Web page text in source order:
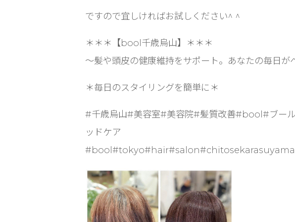
ですので宜しければお試しください^ ^
＊＊＊【bool千歳烏山】＊＊＊
〜髪や頭皮の健康維持をサポート。あなたの毎日が
＊毎日のスタイリングを簡単に＊
#千歳烏山#美容室#美容院#髪質改善#bool#ブー
ッドケア